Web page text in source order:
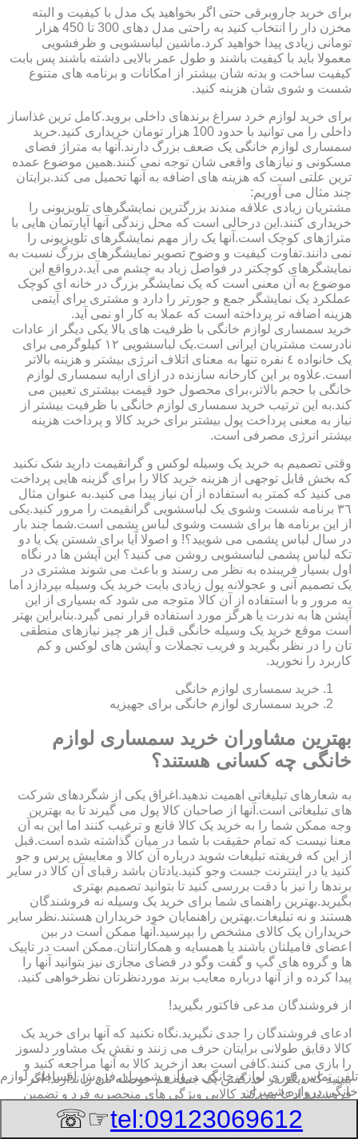
برای خرید جاروبرقی حتی اگر بخواهید یک مدل با کیفیت و البته
مخزن دار را انتخاب کنید به راحتی مدل دهای 300 تا 450 هزار
تومانی زیادی پیدا خواهید کرد.ماشین لباسشویی و ظرفشویی
معمولا باید با کیفیت باشند و طول عمر بالایی داشته باشند پس بابت
کیفیت ساخت و بدنه شان بیشتر از امکانات و برنامه های متنوع
شست و شوی شان هزینه کنید.
برای خرید لوازم خرد سراغ برندهای داخلی بروید.کامل ترین غذاساز
داخلی را می توانید با حدود 100 هزار تومان خریداری کنید.خرید
سمساری لوازم خانگی یک ضعف بزرگ دارند.آنها به متراژ فضای
مسکونی و نیازهای واقعی شان توجه نمی کنند.همین موضوع عمده
ترین علتی است که هزینه های اضافه به آنها تحمیل می کند.برایتان
چند مثال می آوریم:
مشتریان زیادی علاقه مندند بزرگترین نمایشگرهای تلویزیونی را
خریداری کنند.این درحالی است که محل زندگی آنها آپارتمان هایی با
متراژهای کوچک است.آنها یک راز مهم نمایشگرهای تلویزیونی را
نمی دانند.تفاوت کیفیت و وضوح تصویر نمایشگرهای بزرگ نسبت به
نمایشگرهای کوچکتر در فواصل زیاد به چشم می آید.درواقع این
موضوع به آن معنی است که یک نمایشگر بزرگ در خانه ای کوچک
عملکرد یک نمایشگر جمع و جورتر را دارد و مشتری برای آیتمی
هزینه اضافه تر پرداخته است که عملا به کار او نمی آید.
خرید سمساری لوازم خانگی با ظرفیت های بالا یکی دیگر از عادات
نادرست مشتریان ایرانی است.یک لباسشویی ١٢ کیلوگرمی برای
یک خانواده ٤ نفره تنها به معنای اتلاف انرژی بیشتر و هزینه بالاتر
است.علاوه بر این کارخانه سازنده در ازای ارایه سمساری لوازم
خانگی با حجم بالاتر،برای محصول خود قیمت بیشتری تعیین می
کند.به این ترتیب خرید سمساری لوازم خانگی با ظرفیت بیشتر از
نیاز به معنی پرداخت پول بیشتر برای خرید کالا و پرداخت هزینه
بیشتر انرژی مصرفی است.
وقتی تصمیم به خرید یک وسیله لوکس و گرانقیمت دارید شک نکنید
که بخش قابل توجهی از هزینه خرید کالا را برای گزینه هایی پرداخت
می کنید که کمتر به استفاده از آن نیاز پیدا می کنید.به عنوان مثال
٣٦ برنامه شست وشوی یک لباسشویی گرانقیمت را مرور کنید.یکی
از این برنامه ها برای شست وشوی لباس پشمی است.شما چند بار
در سال لباس پشمی می شویید؟! و اصولا آیا برای شستن یک یا دو
تکه لباس پشمی لباسشویی روشن می کنید؟ این آپشن ها در نگاه
اول بسیار فریبنده به نظر می رسند و باعث می شوند مشتری در
یک تصمیم آنی و عجولانه پول زیادی بابت خرید یک وسیله بپردازد اما
به مرور و با استفاده از آن کالا متوجه می شود که بسیاری از این
آپشن ها به ندرت یا هرگز مورد استفاده قرار نمی گیرد.بنابراین بهتر
است موقع خرید یک وسیله خانگی قبل از هر چیز نیازهای منطقی
تان را در نظر بگیرید و فریب تجملات و آپشن های لوکس و کم
کاربرد را نخورید.
خرید سمساری لوازم خانگی
خرید سمساری لوازم خانگی برای جهیزیه
بهترین مشاوران خرید سمساری لوازم
خانگی چه کسانی هستند؟
به شعارهای تبلیغاتی اهمیت ندهید.اغراق یکی از شگردهای شرکت
های تبلیغاتی است.آنها از صاحبان کالا پول می گیرند تا به بهترین
وجه ممکن شما را به خرید یک کالا قانع و ترغیب کنند اما این به آن
معنا نیست که تمام حقیقت با شما در میان گذاشته شده است.قبل
از این که فریفته تبلیغات شوید درباره آن کالا و معایبش پرس و جو
کنید یا در اینترنت جست وجو کنید.یادتان باشد رقبای آن کالا در سایر
برندها را نیز با دقت بررسی کنید تا بتوانید تصمیم بهتری
بگیرید.بهترین راهنمای شما برای خرید یک وسیله نه فروشندگان
هستند و نه تبلیغات.بهترین راهنمایان خود خریداران هستند.نظر سایر
خریداران یک کالای مشخص را بپرسید.آنها ممکن است در بین
اعضای فامیلتان باشند یا همسایه و همکارانتان.ممکن است در تاپیک
ها و گروه های گپ و گفت وگو در فضای مجازی نیز بتوانید آنها را
پیدا کرده و از آنها درباره معایب برند موردنظرتان نظرخواهی کنید.
از فروشندگان مدعی فاکتور بگیرید!
ادعای فروشندگان را جدی نگیرید.نگاه نکنید که آنها برای خرید یک
کالا دقایق طولانی برایتان حرف می زنند و نقش یک مشاور دلسوز
را بازی می کنند.کافی است بعد ازخرید کالا به آنها مراجعه کنید و
ببینید که دیگر در حد گفتن یک جمله هم حوصله تان را ندارند! اگر
فروشنده ادعا می کند کالایی ویژگی های منحصربه فرد و تضمین
شده ای دارد،از او بخواهید تمام آن ویژگی ها را به صورت دقیق و
شفاف در فاکتور خریدتان بنویسد و مهر و امضا کند.این کار به شما
تلفن تماس فوری لوازم خانگی دروازه شمیران,فروش اقساطی لوازم
خانگی دروازه شمیران
tel:09123069612
☞☏